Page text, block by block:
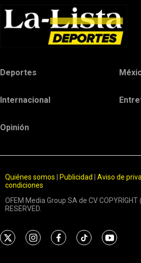
Deportes
Internacional
Opinión
Quiénes somos Publicidad Aviso de
condiciones
OFEM Media Group SA de CV COPYRIGHT
RESERVED.
t
i
f
t
y